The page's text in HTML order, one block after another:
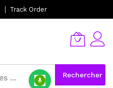
Track Order
Rechercher